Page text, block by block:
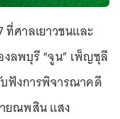
ที่ศาลเยาวชนและ
ลพบุรี “จูน” เพ็ญชุลี
ฟังการพิจารณาคดี
ยณพสิน แสง